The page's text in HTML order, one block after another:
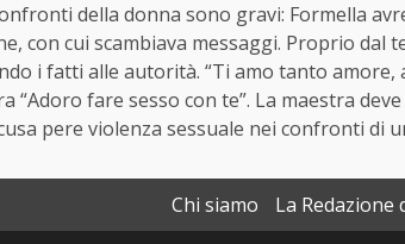
della donna sono gravi: Formella
con cui scambiava messaggi. Proprio dal
i fatti alle autorità. “Ti amo tanto
“Adoro fare sesso con te”. La maestra
pere violenza sessuale nei confronti di
Chi siamo La